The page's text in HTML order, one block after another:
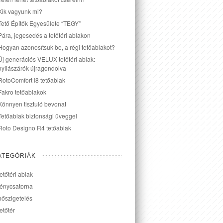
vagyunk mi?
Építők Egyesülete “TEGY”
jegesedés a tetőtéri ablakon
azonosítsuk be, a régi tetőablakot?
generációs VELUX tetőtéri ablak:
újragondolva
I8 tetőablak
tetőablakok
tisztuló bevonat
biztonsági üveggel
Designo R4 tetőablak
ablak